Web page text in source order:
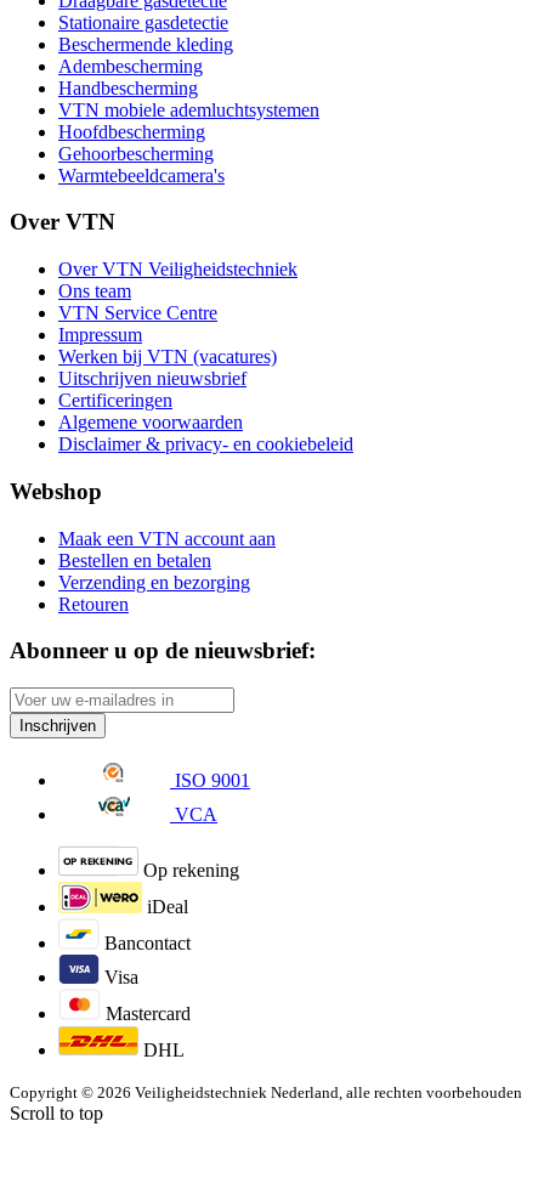
Stationaire gasdetectie
Beschermende kleding
Adembescherming
Handbescherming
VTN mobiele ademluchtsystemen
Hoofdbescherming
Gehoorbescherming
Warmtebeeldcamera's
Over VTN
Over VTN Veiligheidstechniek
Ons team
VTN Service Centre
Impressum
Werken bij VTN (vacatures)
Uitschrijven nieuwsbrief
Certificeringen
Algemene voorwaarden
Disclaimer & privacy- en cookiebeleid
Webshop
Maak een VTN account aan
Bestellen en betalen
Verzending en bezorging
Retouren
Abonneer u op de nieuwsbrief:
Inschrijven
ISO 9001
VCA
Op rekening
iDeal
Bancontact
Visa
Mastercard
DHL
Copyright © 2026 Veiligheidstechniek Nederland, alle rechten voorbehouden
Scroll to top